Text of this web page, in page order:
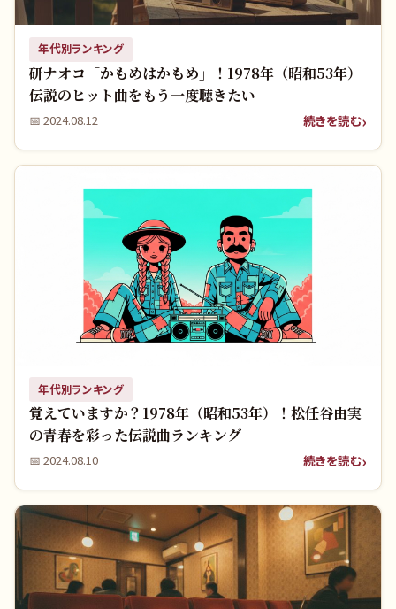
年代別ランキング
研ナオコ「かもめはかもめ」！1978年（昭和53年）
伝説のヒット曲をもう一度聴きたい
📅 2024.08.12 続きを読む
年代別ランキング
覚えていますか？1978年（昭和53年）！松任谷由実
の青春を彩った伝説曲ランキング
📅 2024.08.10 続きを読む